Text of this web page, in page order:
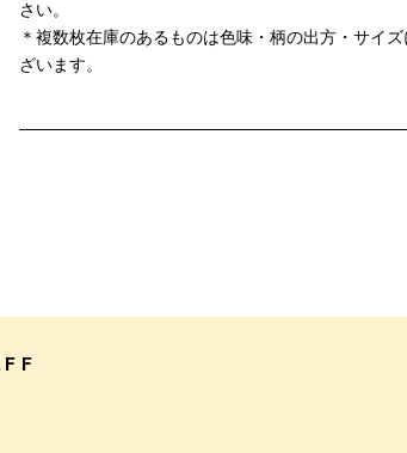
さい。
＊複数枚在庫のあるものは色味・柄の出方・サイ
ざいます。